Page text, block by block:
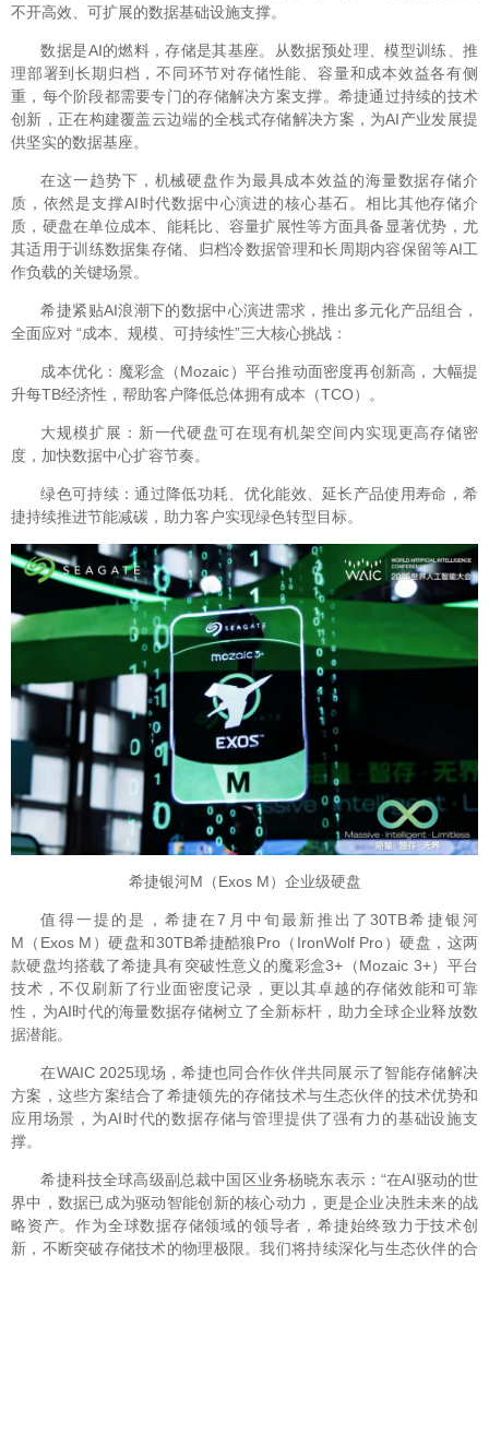
不开高效、可扩展的数据基础设施支撑。
数据是AI的燃料，存储是其基座。从数据预处理、模型训练、推
理部署到长期归档，不同环节对存储性能、容量和成本效益各有侧
重，每个阶段都需要专门的存储解决方案支撑。希捷通过持续的技术
创新，正在构建覆盖云边端的全栈式存储解决方案，为AI产业发展提
供坚实的数据基座。
在这一趋势下，机械硬盘作为最具成本效益的海量数据存储介
质，依然是支撑AI时代数据中心演进的核心基石。相比其他存储介
质，硬盘在单位成本、能耗比、容量扩展性等方面具备显著优势，尤
其适用于训练数据集存储、归档冷数据管理和长周期内容保留等AI工
作负载的关键场景。
希捷紧贴AI浪潮下的数据中心演进需求，推出多元化产品组合，
全面应对 “成本、规模、可持续性”三大核心挑战：
成本优化：魔彩盒（Mozaic）平台推动面密度再创新高，大幅提
升每TB经济性，帮助客户降低总体拥有成本（TCO）。
大规模扩展：新一代硬盘可在现有机架空间内实现更高存储密
度，加快数据中心扩容节奏。
绿色可持续：通过降低功耗、优化能效、延长产品使用寿命，希
捷持续推进节能减碳，助力客户实现绿色转型目标。
希捷银河M（Exos M）企业级硬盘
值得一提的是，希捷在7月中旬最新推出了30TB希捷银河
M（Exos M）硬盘和30TB希捷酷狼Pro（IronWolf Pro）硬盘，这两
款硬盘均搭载了希捷具有突破性意义的魔彩盒3+（Mozaic 3+）平台
技术，不仅刷新了行业面密度记录，更以其卓越的存储效能和可靠
性，为AI时代的海量数据存储树立了全新标杆，助力全球企业释放数
据潜能。
在WAIC 2025现场，希捷也同合作伙伴共同展示了智能存储解决
方案，这些方案结合了希捷领先的存储技术与生态伙伴的技术优势和
应用场景，为AI时代的数据存储与管理提供了强有力的基础设施支
撑。
希捷科技全球高级副总裁中国区业务杨晓东表示：“在AI驱动的世
界中，数据已成为驱动智能创新的核心动力，更是企业决胜未来的战
略资产。作为全球数据存储领域的领导者，希捷始终致力于技术创
新，不断突破存储技术的物理极限。我们将持续深化与生态伙伴的合